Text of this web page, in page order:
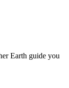
Earth guide you